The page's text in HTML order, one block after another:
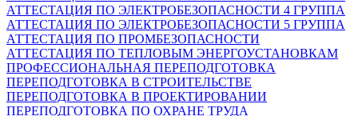
АТТЕСТАЦИЯ ПО ЭЛЕКТРОБЕЗОПАСНОСТИ 4 ГРУППА
АТТЕСТАЦИЯ ПО ЭЛЕКТРОБЕЗОПАСНОСТИ 5 ГРУППА
АТТЕСТАЦИЯ ПО ПРОМБЕЗОПАСНОСТИ
АТТЕСТАЦИЯ ПО ТЕПЛОВЫМ ЭНЕРГОУСТАНОВКАМ
ПРОФЕССИОНАЛЬНАЯ ПЕРЕПОДГОТОВКА
ПЕРЕПОДГОТОВКА В СТРОИТЕЛЬСТВЕ
ПЕРЕПОДГОТОВКА В ПРОЕКТИРОВАНИИ
ПЕРЕПОДГОТОВКА ПО ОХРАНЕ ТРУДА